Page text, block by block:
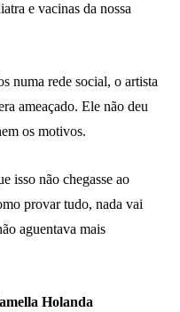
e vacinas da nossa
numa rede social, o artista
ameaçado. Ele não deu
os motivos.
isso não chegasse ao
provar tudo, nada vai
aguentava mais
Holanda